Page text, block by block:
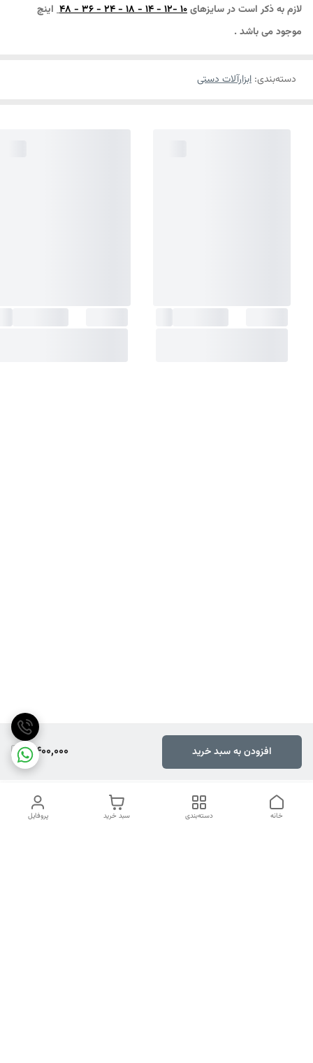
8,400,000 افزودن به سبد خرید
لازم به ذکر است در سایزهای10 -12 - 14 - 18 - 24 - 36 - 48
اینچ
موجود می باشد .
دسته‌بندی: ابزارآلات دستی
پروفایل سبد خرید دسته‌بندی خانه